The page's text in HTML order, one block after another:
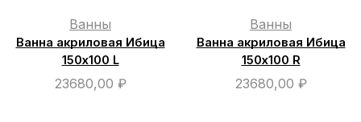
Ванны
Ванна акриловая Ибица
150х100 L
23680,00 ₽
Ванны
Ванна акриловая Ибица
150х100 R
23680,00 ₽